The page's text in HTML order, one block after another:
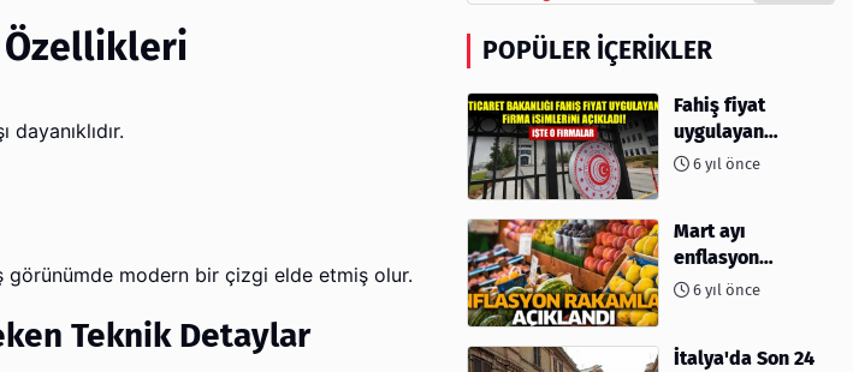
Özellikleri
görünümde modern bir çizgi elde etmiş olur.
Teknik Detaylar
POPÜLER İÇERIKLER
Fahiş fiyat
uygulayan
firmalar açıklandı
6 yıl önce
Mart ayı
enflasyon
rakamları
6 yıl önce
İtalya'da Son 24